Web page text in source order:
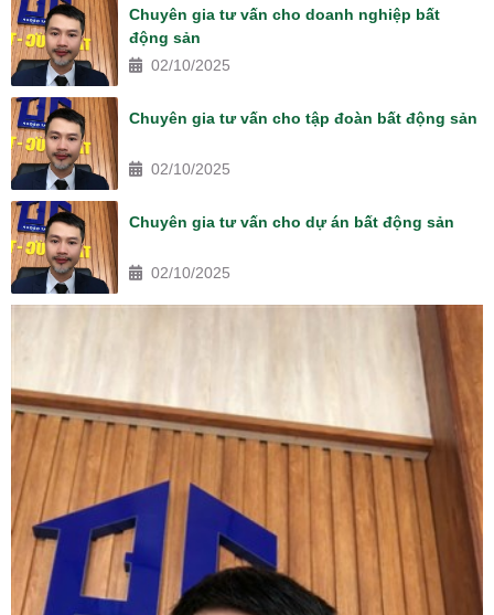
Chuyên gia tư vấn cho doanh nghiệp bất
động sản
02/10/2025
Chuyên gia tư vấn cho tập đoàn bất động sản
02/10/2025
Chuyên gia tư vấn cho dự án bất động sản
02/10/2025